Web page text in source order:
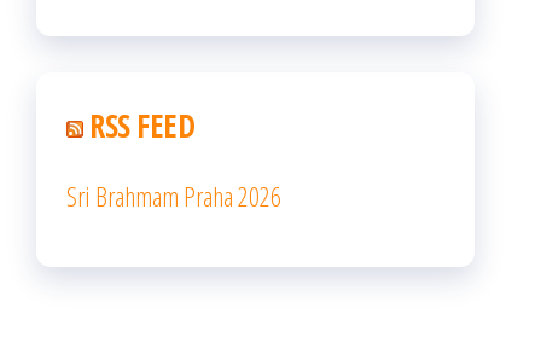
RSS FEED
Sri Brahmam Praha 2026